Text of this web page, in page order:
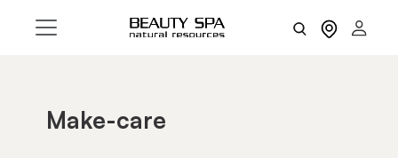
Make-care